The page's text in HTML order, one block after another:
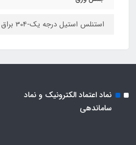
استنلس استیل درجه یک-304 براق
نماد اعتماد الکترونیک و نماد
ساماندهی